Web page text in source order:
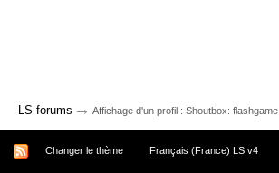
LS forums → Affichage d'un profil : Shoutbox: flashgame
Changer le thème Français (France) LS v4